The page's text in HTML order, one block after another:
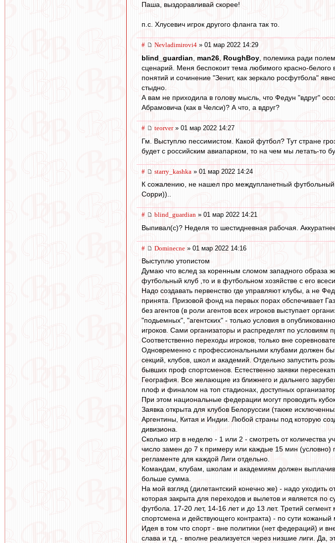
Паша, выздоравливай скорее!
п.с. Хлусевич игрок другого фланга так то.
# Nevladimirovi4 » 01 мар 2022 14:29
blind_guardian man26 RoughBoy , полемика ради
сценарий. Меня беспокоит тема любимого красно-
понятий и сочинение "Зенит, как зеркало росфутбола"
стыдно.
А вам не приходила в голову мысль, что Федун "вдруг"
Абрамовича (как в Челси)? А что, а вдруг?
# teorver» 01 мар 2022 14:27
Гм. Выступлю пессимистом. Какой футбол? Тут стране
будет с российским авиапарком, то на чем мы летать-то
# starry_kashka » 01 мар 2022 14:24
К сожалению, не нашел про междупланетный футбольный
Сорри))..
# blind_guardian » 01 мар 2022 14:21
Выпивал(с)? Неделя то шестидневная рабочая.
# Dominecne » 01 мар 2022 14:16
Выступлю утопистом
Думаю что вслед за коренным сломом западного образа
футбольный клуб ,то и в футбольном хозяйстве с его
Надо создавать первенство где управляют клубы, а не
принята. Призовой фонд на первых порах обспечивает
без агентов (в роли агентов всех игроков выступает
"подьемных", "агентских" - только условия в
игроков. Сами организаторы и распределят по условиям
Соответственно переходы игроков, только вне
Одновременно с профессиональными клубами должен
секций, клубов, школ и академий. Отдельно запустить
бывших проф спортсменов. Естественно заявки
География. Все желающие из ближнего и дальнего
плоф и финалом на топ стадионах, доступных
При этом национальные федерации могут проводить
Заявка открыта для клубов Белоруссии (также
Аргентины, Китая и Индии. Любой страны под которую
дивизиона.
Сколько игр в неделю - 1 или 2 - смотреть от количества
число замен до 7 к примеру или каждые 15 мин
регламенте для каждой Лиги отдельно.
Командам, клубам, школам и академиям должен
больше сумма.
На мой взгляд (дилетантский конечно же) - надо уходить
которая закрыта для переходов и вылетов и является
футбола. 17-20 лет, 14-16 лет и до 13 лет. Третий
спортсмена и действующего контракта) - по сути
Идея в том что спорт - вне политики (нет федераций) и
слава и т.д. - вполне реализуется через низшие лиги. Да,